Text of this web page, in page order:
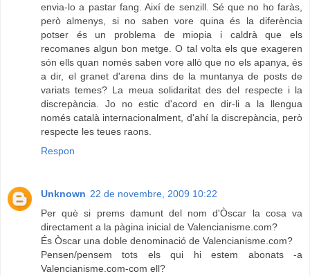
envia-lo a pastar fang. Així de senzill. Sé que no ho faràs,
però almenys, si no saben vore quina és la diferència
potser és un problema de miopia i caldrà que els
recomanes algun bon metge. O tal volta els que exageren
són ells quan només saben vore allò que no els apanya, és
a dir, el granet d'arena dins de la muntanya de posts de
variats temes? La meua solidaritat des del respecte i la
discrepància. Jo no estic d'acord en dir-li a la llengua
només català internacionalment, d'ahí la discrepància, però
respecte les teues raons.
Respon
Unknown 22 de novembre, 2009 10:22
Per què si prems damunt del nom d'Òscar la cosa va
directament a la pàgina inicial de Valencianisme.com?
És Òscar una doble denominació de Valencianisme.com?
Pensen/pensem tots els qui hi estem abonats -a
Valencianisme.com-com ell?